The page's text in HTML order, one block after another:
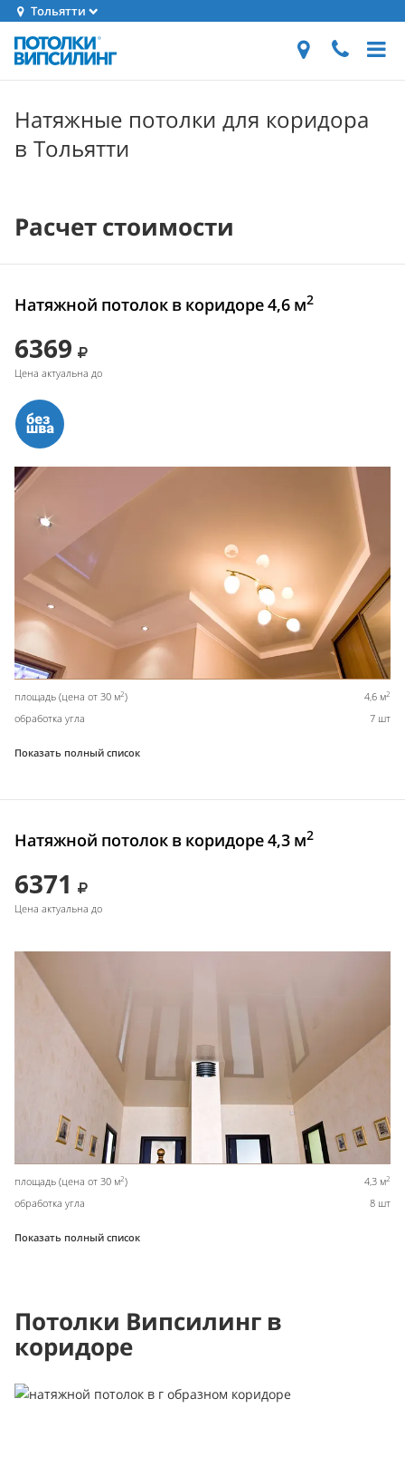
Тольятти
Натяжные потолки для коридора
в Тольятти
Расчет стоимости
Натяжной потолок в коридоре 4,6 м2
6369
Цена актуальна до
площадь (цена от 30 м2) 4,6 м2
обработка угла 7 шт
Показать полный список
Натяжной потолок в коридоре 4,3 м2
6371
Цена актуальна до
площадь (цена от 30 м2) 4,3 м2
обработка угла 8 шт
Показать полный список
Потолки Випсилинг в
коридоре